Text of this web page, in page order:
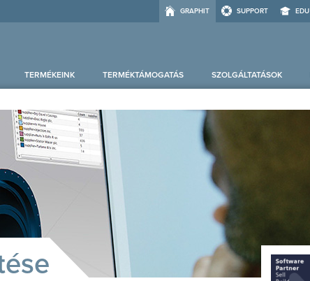
GRAPHIT SUPPORT EDU
TERMÉKEINK TERMÉKTÁMOGATÁS SZOLGÁLTATÁSOK